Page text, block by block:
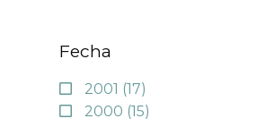
Fecha
2001 (17)
2000 (15)